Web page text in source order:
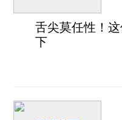
舌尖莫任性！
下